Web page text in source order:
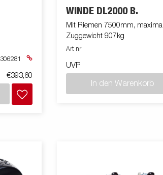
306281
€393,60
WINDE DL2000 B.
Mit Riemen 7500mm,
Zuggewicht 907kg
Art nr
UVP
In den Warenkorb